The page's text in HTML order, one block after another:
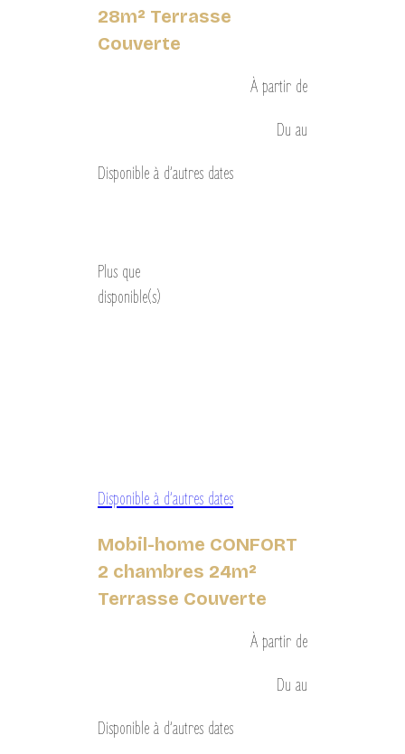
28m² Terrasse
Couverte
À partir de
Du au
Disponible à d’autres dates
Plus que
disponible(s)
Disponible à d’autres dates
Mobil-home CONFORT
2 chambres 24m²
Terrasse Couverte
À partir de
Du au
Disponible à d’autres dates